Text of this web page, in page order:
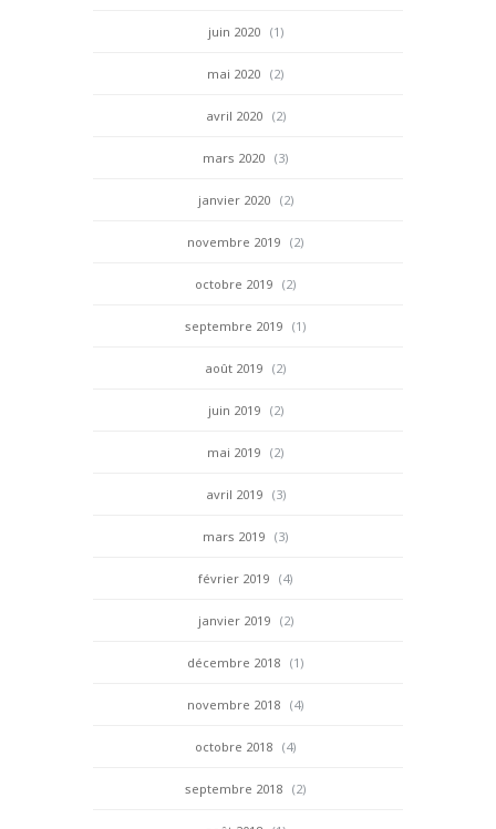
juin 2020 (1)
mai 2020 (2)
avril 2020 (2)
mars 2020 (3)
janvier 2020 (2)
novembre 2019 (2)
octobre 2019 (2)
septembre 2019 (1)
août 2019 (2)
juin 2019 (2)
mai 2019 (2)
avril 2019 (3)
mars 2019 (3)
février 2019 (4)
janvier 2019 (2)
décembre 2018 (1)
novembre 2018 (4)
octobre 2018 (4)
septembre 2018 (2)